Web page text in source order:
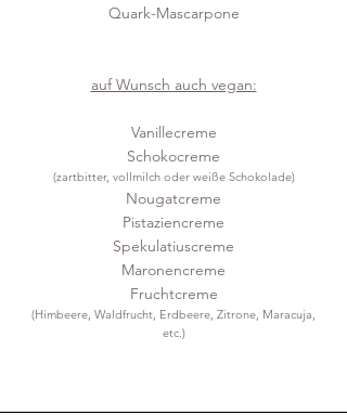
Quark-Mascarpone
auf Wunsch auch vegan:
Vanillecreme
Schokocreme
(zartbitter, vollmilch oder weiße Schokolade)
Nougatcreme
Pistaziencreme
Spekulatiuscreme
Maronencreme
Fruchtcreme
(Himbeere, Waldfrucht, Erdbeere, Zitrone, Maracuja,
etc.)